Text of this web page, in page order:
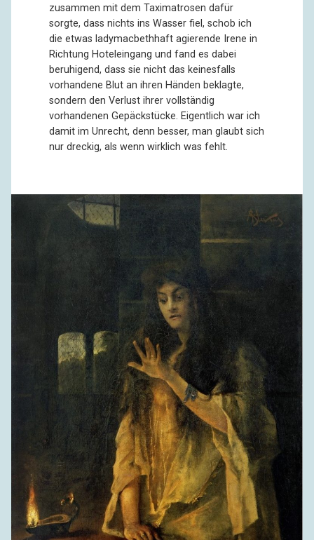
zusammen mit dem Taximatrosen dafür
sorgte, dass nichts ins Wasser fiel, schob ich
die etwas ladymacbethhaft agierende Irene in
Richtung Hoteleingang und fand es dabei
beruhigend, dass sie nicht das keinesfalls
vorhandene Blut an ihren Händen beklagte,
sondern den Verlust ihrer vollständig
vorhandenen Gepäckstücke. Eigentlich war ich
damit im Unrecht, denn besser, man glaubt sich
nur dreckig, als wenn wirklich was fehlt.